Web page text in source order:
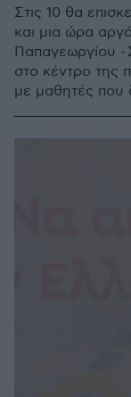
Στις 10 θα
και μια ώρα
Παπαγεωργίου -
στο κέντρο της
με μαθητές που